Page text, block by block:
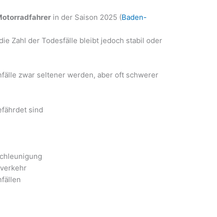
in der Saison 2025 (Baden-
Zahl der Todesfälle bleibt jedoch stabil oder
zwar seltener werden, aber oft schwerer
sind